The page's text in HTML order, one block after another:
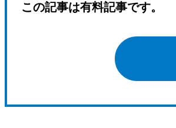
この記事は有料記事です。